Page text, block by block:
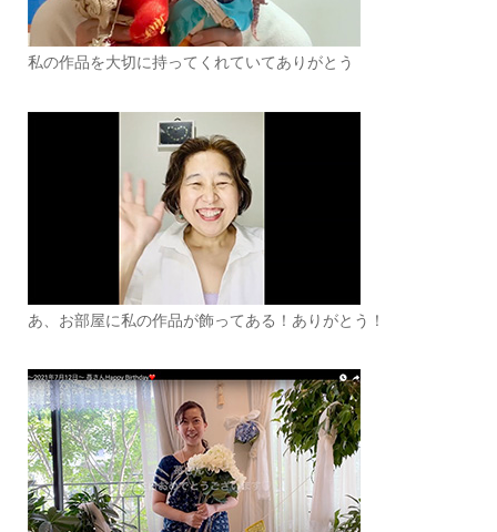
私の作品を大切に持ってくれていてありがとう
あ、お部屋に私の作品が飾ってある！ありがとう！